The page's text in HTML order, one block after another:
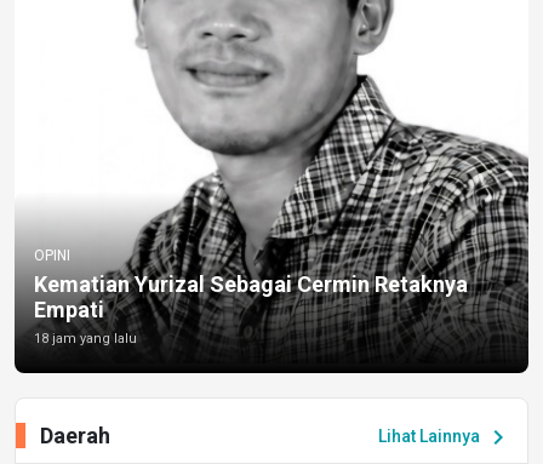
OPINI
Kematian Yurizal Sebagai Cermin Retaknya
Empati
18 jam yang lalu
Lihat Lainnya chevron_right
Daerah